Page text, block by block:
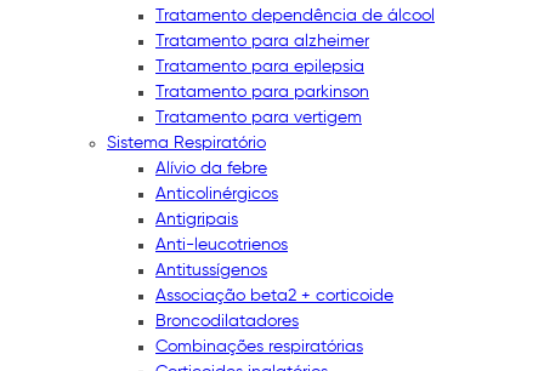
Tratamento dependência de álcool
Tratamento para alzheimer
Tratamento para epilepsia
Tratamento para parkinson
Tratamento para vertigem
Sistema Respiratório
Alívio da febre
Anticolinérgicos
Antigripais
Anti-leucotrienos
Antitussígenos
Associação beta2 + corticoide
Broncodilatadores
Combinações respiratórias